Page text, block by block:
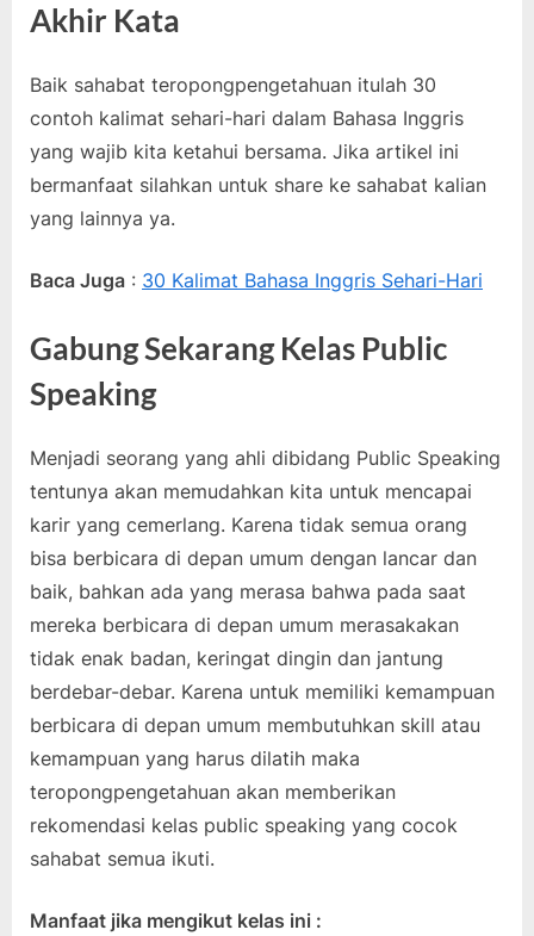
Akhir Kata
Baik sahabat teropongpengetahuan itulah 30
contoh kalimat sehari-hari dalam Bahasa Inggris
yang wajib kita ketahui bersama. Jika artikel ini
bermanfaat silahkan untuk share ke sahabat kalian
yang lainnya ya.
Baca Juga : 30 Kalimat Bahasa Inggris Sehari-Hari
Gabung Sekarang Kelas Public
Speaking
Menjadi seorang yang ahli dibidang Public Speaking
tentunya akan memudahkan kita untuk mencapai
karir yang cemerlang. Karena tidak semua orang
bisa berbicara di depan umum dengan lancar dan
baik, bahkan ada yang merasa bahwa pada saat
mereka berbicara di depan umum merasakakan
tidak enak badan, keringat dingin dan jantung
berdebar-debar. Karena untuk memiliki kemampuan
berbicara di depan umum membutuhkan skill atau
kemampuan yang harus dilatih maka
teropongpengetahuan akan memberikan
rekomendasi kelas public speaking yang cocok
sahabat semua ikuti.
Manfaat jika mengikut kelas ini :